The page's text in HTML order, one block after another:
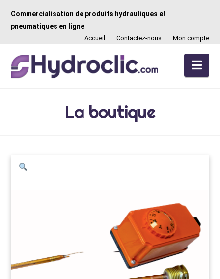
Commercialisation de produits hydrauliques et
pneumatiques en ligne
Accueil Contactez-nous Mon compte
La boutique